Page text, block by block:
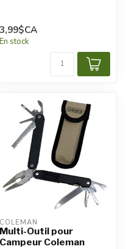
3,99$CA
En stock
COLEMAN
Multi-Outil pour
Campeur Coleman